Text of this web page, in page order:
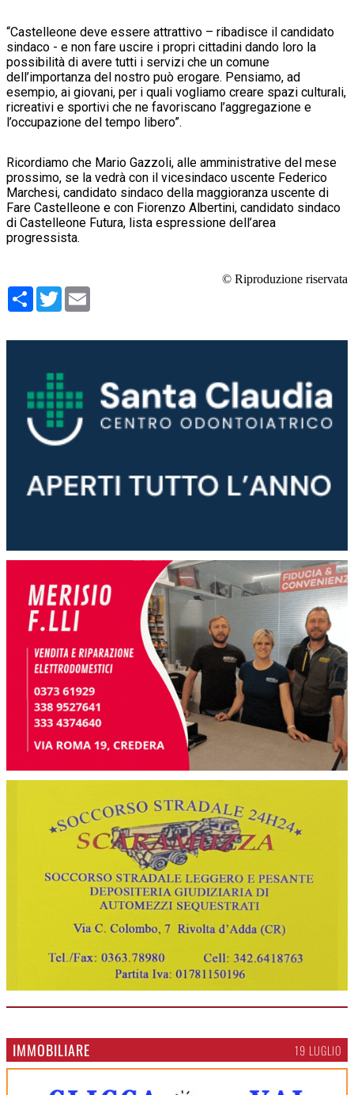
“Castelleone deve essere attrattivo – ribadisce il candidato
sindaco - e non fare uscire i propri cittadini dando loro la
possibilità di avere tutti i servizi che un comune
dell’importanza del nostro può erogare. Pensiamo, ad
esempio, ai giovani, per i quali vogliamo creare spazi culturali,
ricreativi e sportivi che ne favoriscano l’aggregazione e
l’occupazione del tempo libero”.
Ricordiamo che Mario Gazzoli, alle amministrative del mese
prossimo, se la vedrà con il vicesindaco uscente Federico
Marchesi, candidato sindaco della maggioranza uscente di
Fare Castelleone e con Fiorenzo Albertini, candidato sindaco
di Castelleone Futura, lista espressione dell’area
progressista.
© Riproduzione riservata
Condividi
Twitter
IMMOBILIARE 19 LUGLIO